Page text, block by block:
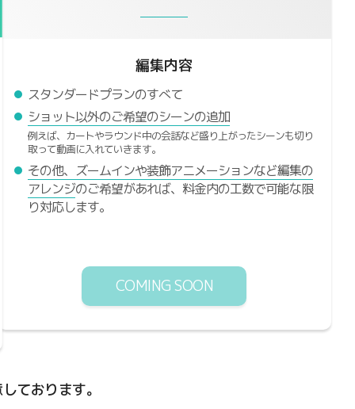
編集内容
スタンダードプランのすべて
ショット以外のご希望のシーンの追加
例えば、カートやラウンド中の会話など盛り上がったシーンも切り
取って動画に入れていきます。
その他、ズームインや装飾アニメーションなど編集の
アレンジのご希望があれば、料金内の工数で可能な限
り対応します。
COMING SOON
ております。